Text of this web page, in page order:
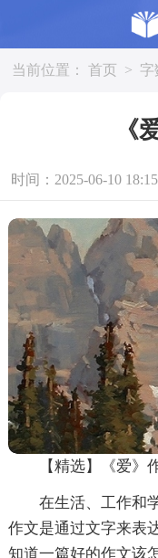
当前位置： 首页 > 字
《
时间：2025-06-10
【精选】《爱》
在生活、工作和
作文是通过文字来表
知道一篇好的作文该